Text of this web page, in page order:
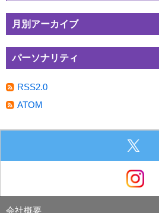
月別アーカイブ
パーソナリティ
RSS2.0
ATOM
会社概要